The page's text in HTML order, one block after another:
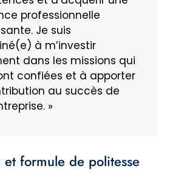
professionnelle
Je suis
à m’investir
dans les missions qui
confiées et à apporter
au succès de
»
et formule de politesse